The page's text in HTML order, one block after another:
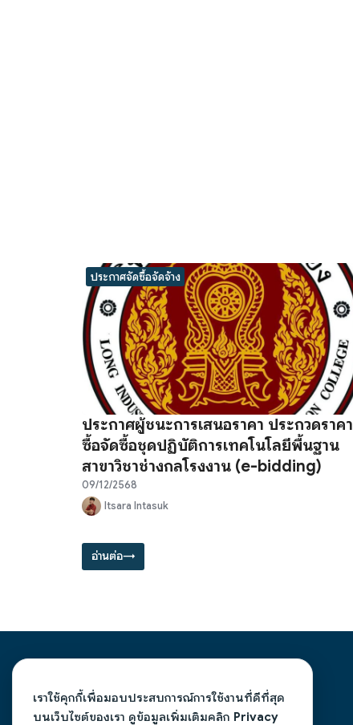
ประกาศจัดซื้อจัดจ้าง
ประกาศผู้ชนะการเสนอราคา ประกวดราคา
ซื้อจัดซื้อชุดปฏิบัติการเทคโนโลยีพื้นฐาน
สาขาวิชาช่างกลโรงงาน (e-bidding)
09/12/2568
Itsara Intasuk
อ่านต่อ→
เราใช้คุกกี้เพื่อมอบประสบการณ์การใช้งานที่ดีที่สุด
บนเว็บไซต์ของเรา ดูข้อมูลเพิ่มเติมคลิก Privacy